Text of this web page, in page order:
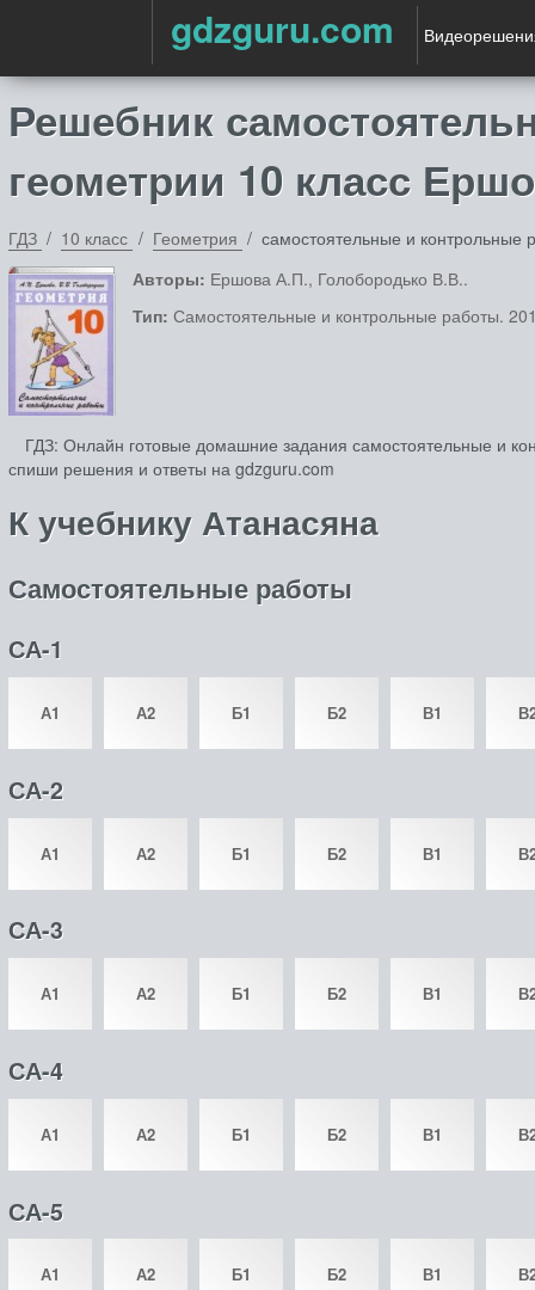
gdzguru.com
Решебник
геометрии 10 класс
ГДЗ 10 класс Геометрия
самостоятельные и контрольные
Авторы: Ершова А.П., Голобородько В.В..
Тип: Самостоятельные и контрольные работы.
ГДЗ: Онлайн готовые домашние задания самостоятельные и
спиши решения и ответы на gdzguru.com
К учебнику Атанасяна
Самостоятельные работы
СА-1
А1 А2 Б1 Б2 В1
СА-2
А1 А2 Б1 Б2 В1
СА-3
А1 А2 Б1 Б2 В1
СА-4
А1 А2 Б1 Б2 В1
СА-5
А1 А2 Б1 Б2 В1